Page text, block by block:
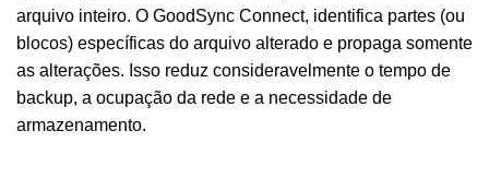
arquivo inteiro. O GoodSync Connect, identifica partes (ou
blocos) específicas do arquivo alterado e propaga somente
as alterações. Isso reduz consideravelmente o tempo de
backup, a ocupação da rede e a necessidade de
armazenamento.